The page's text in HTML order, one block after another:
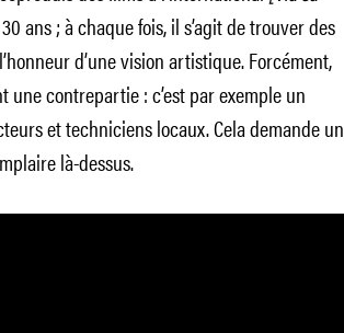
ans ; à chaque fois, il s’agit de trouver des
d’une vision artistique. Forcément,
contrepartie : c’est par exemple un
et techniciens locaux. Cela demande un
là-dessus.